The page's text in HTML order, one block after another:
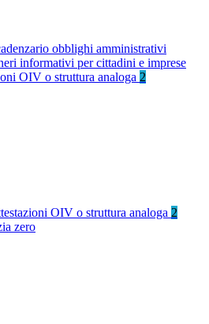
obblighi amministrativi
informativi per cittadini e imprese
OIV o struttura analoga 2
OIV o struttura analoga 2
zero